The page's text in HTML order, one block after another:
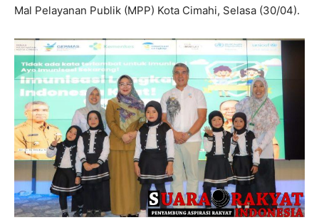
Mal Pelayanan Publik (MPP) Kota Cimahi, Selasa (30/04).